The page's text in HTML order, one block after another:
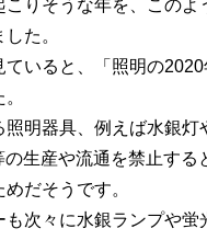
こりそうな年を、このよ
た。
いると、「照明の2020
明器具、例えば水銀灯
生産や流通を禁止する
だそうです。
次々に水銀ランプや蛍